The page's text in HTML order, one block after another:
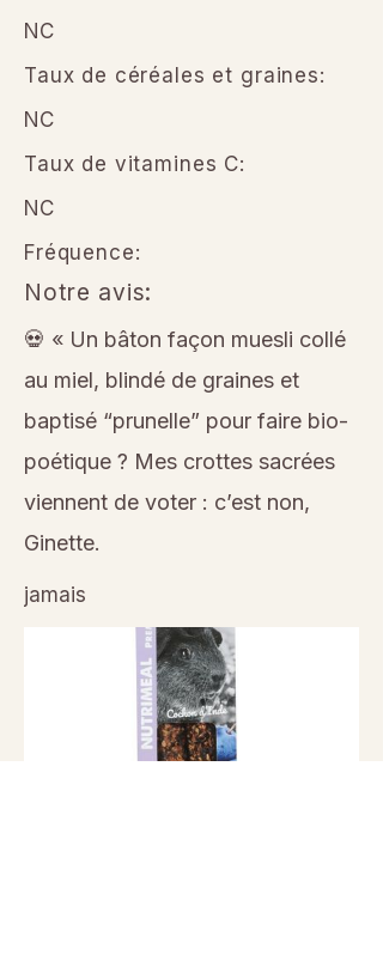
NC
Taux de céréales et graines:
NC
Taux de vitamines C:
NC
Fréquence:
Notre avis:
💀 « Un bâton façon muesli collé
au miel, blindé de graines et
baptisé “prunelle” pour faire bio-
poétique ? Mes crottes sacrées
viennent de voter : c’est non,
Ginette.
jamais